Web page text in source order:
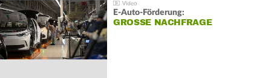
E-Auto-Förderung:
GROSSE NACHFRAGE